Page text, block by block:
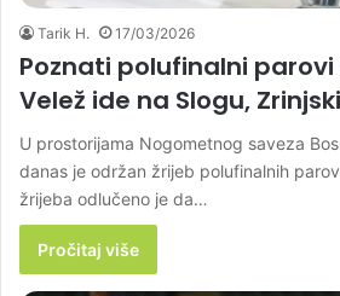
Tarik H. 17/03/2026
Poznati polufinalni parovi
Velež ide na Slogu,
U prostorijama Nogometnog saveza
danas je održan žrijeb polufinalnih
žrijeba odlučeno je da…
Pročitaj više